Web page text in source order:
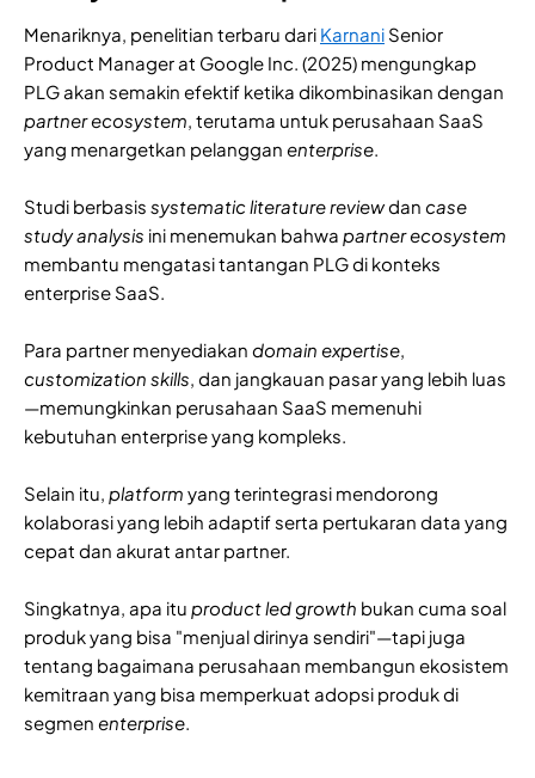
Menariknya, penelitian terbaru dari Karnani Senior
Product Manager at Google Inc. (2025) mengungkap
PLG akan semakin efektif ketika dikombinasikan dengan
partner ecosystem, terutama untuk perusahaan SaaS
yang menargetkan pelanggan enterprise.
Studi berbasis systematic literature reviewdan case
study analysis ini menemukan bahwa partnerecosystem
membantu mengatasi tantangan PLG di konteks
enterprise SaaS.
Para partner menyediakan domain expertise,
customization skills, dan jangkauan pasar yang lebih luas
—memungkinkan perusahaan SaaS memenuhi
kebutuhan enterprise yang kompleks.
Selain itu, platform yang terintegrasi mendorong
kolaborasi yang lebih adaptif serta pertukaran data yang
cepat dan akurat antar partner.
Singkatnya, apa itu product led growth bukan cuma soal
produk yang bisa "menjual dirinya sendiri"—tapi juga
tentang bagaimana perusahaan membangun ekosistem
kemitraan yang bisa memperkuat adopsi produk di
segmen enterprise.